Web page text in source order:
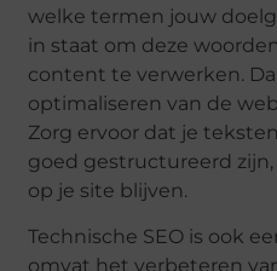
welke termen jouw
in staat om deze
content te verwerken.
optimaliseren van de
Zorg ervoor dat je
goed gestructureerd
op je site blijven.
Technische SEO is ook
omvat het verbeteren